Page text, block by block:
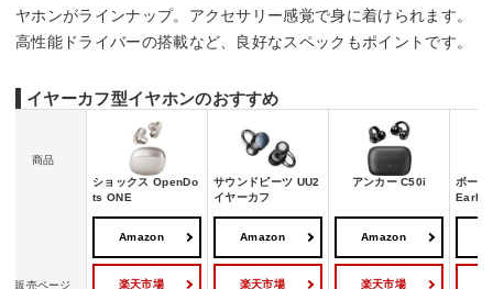
ヤホンがラインナップ。アクセサリー感覚で身に着けられます。
高性能ドライバーの搭載など、良好なスペックもポイントです。
イヤーカフ型イヤホンのおすすめ
商品
ショックス OpenDo
ts ONE
サウンドピーツ UU2
イヤーカフ
アンカー C50i
ボー
販売ページ
Amazon
楽天市場
Amazon
楽天市場
Amazon
楽天市場